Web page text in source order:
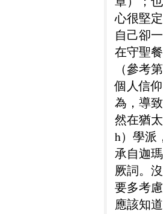
心很堅
自己卻
在守聖
（參考
個人信
為，導
然在猶
h）學派
承自迦
厥詞。
要多考
應該知